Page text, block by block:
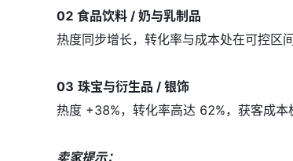
02 食品饮料 / 奶与乳制品
热度同步增长，转化率与成本处在可控区间
03 珠宝与衍生品 / 银饰
热度 +38%，转化率高达 62%，获客成本
卖家提示：